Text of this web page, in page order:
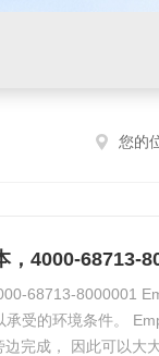
您的
，4000-68713-
68713-8000001
受的环境条件。
完成， 因此可以大